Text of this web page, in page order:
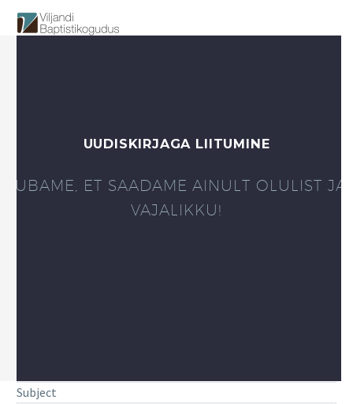
UUDISKIRJAGA LIITUMINE
LUBAME, ET SAADAME AINULT OLULIST JA
VAJALIKKU!
Subject